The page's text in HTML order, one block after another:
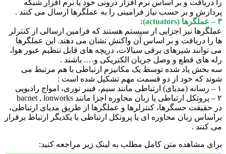
و بر اساس نرم افزار درونی خود یا نرم افزار شبکه
و بر حسب نیاز فرامینی را به عملگرها ارسال می کنند .
نیز اجزایی از سیستم هستند که فرامین ارسالی از کنترلر
دریافت و بر اساس آن واکنش نشان می دهند. این عملگرها
شیرهای برقی سیالات، دریچه های قابل تنظیم عبور هوا،
های قطع و وصل جریان الکتریکی و…. باشند .
یاد شده توسط یک مکانیزم ارتباطی با هم مرتبط می
که خود از دو قسمت مهم تشکیل شده است :
حسگرها، کنترلرها و عملگرها از طریق مدیای ارتباطی،
زبان محاوره ای یا پروتکل ارتباطی با یکدیگر ارتباط برقرار
.
مشاهده متن کامل مطلب به لینک زیر مراجعه کنید: